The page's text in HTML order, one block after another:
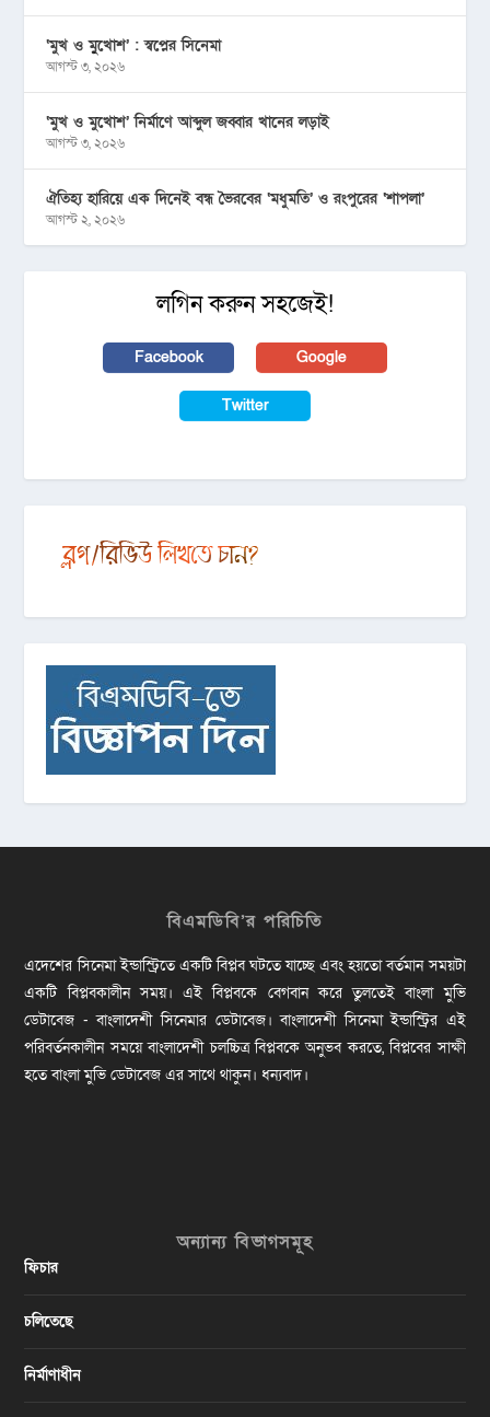
‘মুখ ও মু্খোশ’ : স্বপ্নের সিনেমা
আগস্ট ৩, ২০২৬
‘মুখ ও মুখোশ’ নির্মাণে আব্দুল জব্বার খানের লড়াই
আগস্ট ৩, ২০২৬
ঐতিহ্য হারিয়ে এক দিনেই বন্ধ ভৈরবের ‘মধুমতি’ ও রংপুরের ‘শাপলা’
আগস্ট ২, ২০২৬
লগিন করুন সহজেই!
Facebook Google
Twitter
বিএমডিবি’র পরিচিতি
এদেশের সিনেমা ইন্ডাস্ট্রিতে একটি বিপ্লব ঘটতে যাচ্ছে এবং হয়তো বর্তমান সময়টা
একটি বিপ্লবকালীন সময়। এই বিপ্লবকে বেগবান করে তুলতেই বাংলা মুভি
ডেটাবেজ - বাংলাদেশী সিনেমার ডেটাবেজ। বাংলাদেশী সিনেমা ইন্ডাস্ট্রির এই
পরিবর্তনকালীন সময়ে বাংলাদেশী চলচ্চিত্র বিপ্লবকে অনুভব করতে, বিপ্লবের সাক্ষী
হতে বাংলা মুভি ডেটাবেজ এর সাথে থাকুন। ধন্যবাদ।
অন্যান্য বিভাগসমূহ
ফিচার
চলিতেছে
নির্মাণাধীন